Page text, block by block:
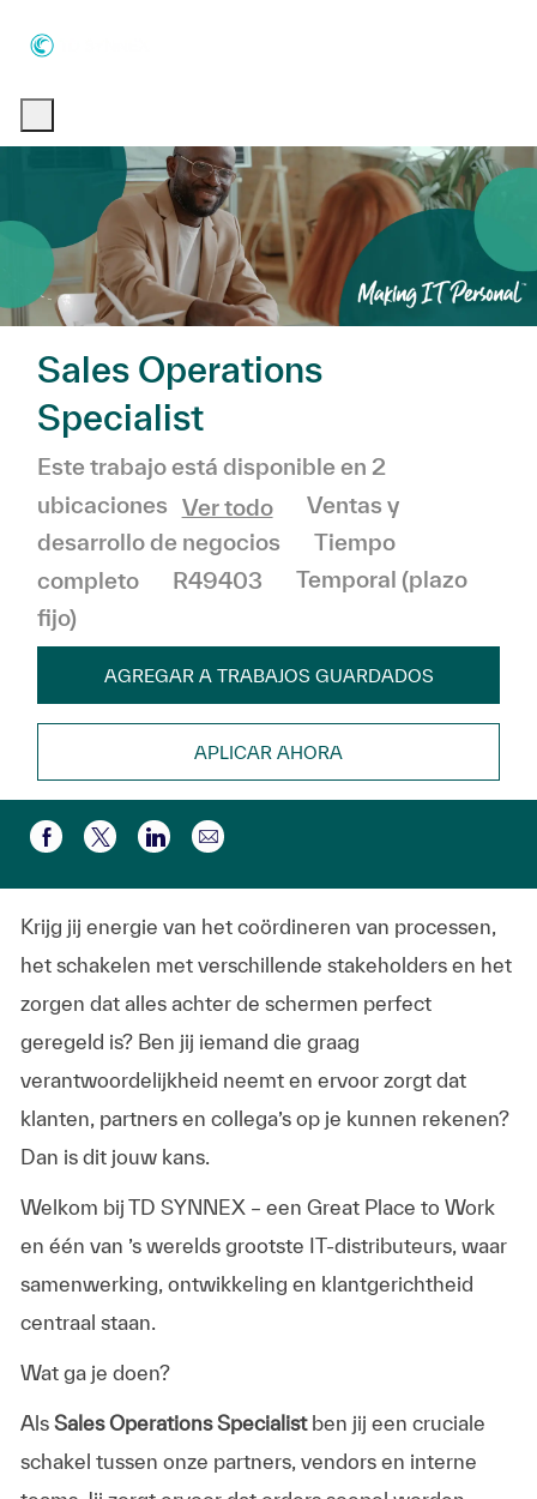
Sales Operations
Specialist
Este trabajo está disponible en 2
ubicaciones Ver todo Categoría
Ventas y
desarrollo de negocios
Tiempo
completo
R49403
Temporal (plazo
fijo)
AGREGAR A TRABAJOS GUARDADOS
APLICAR AHORA
Compartir a través de Facebook
Compartir a través de twitter
Compartir a través de LinkedIn
Compartir por correo
Krijg jij energie van het coördineren van processen,
het schakelen met verschillende stakeholders en het
zorgen dat alles achter de schermen perfect
geregeld is? Ben jij iemand die graag
verantwoordelijkheid neemt en ervoor zorgt dat
klanten, partners en collega’s op je kunnen rekenen?
Dan is dit jouw kans.
Welkom bij TD SYNNEX – een Great Place to Work
en één van ’s werelds grootste IT-distributeurs, waar
samenwerking, ontwikkeling en klantgerichtheid
centraal staan.
Wat ga je doen?
Als Sales Operations Specialistben jij een cruciale
schakel tussen onze partners, vendors en interne